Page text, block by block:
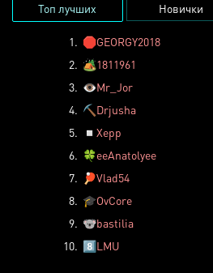
Топ лучших Новички
1. 🛑GEORGY2018
2. 🏕️1811961
3. 👁️Mr_Jor
4. ⛏️ Drjusha
5.
◽ Xepp
6. 🍀eeAnatolyee
7.
🏓Vlad54
8. 🎓OvCore
9. 🐨bastilia
10. 8️⃣LMU